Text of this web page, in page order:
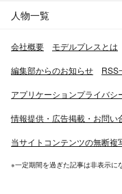
人物一覧
会社概要 モデルプレスとは
編集部からのお知らせ RSS
アプリケーションプライバシ
情報提供・広告掲載・お問い
当サイトコンテンツの無断
※一定期間を過ぎた記事は非表示に